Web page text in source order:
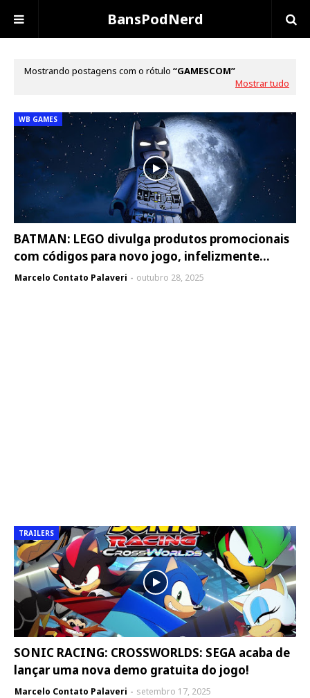
BansPodNerd
Mostrando postagens com o rótulo
GAMESCOM
Mostrar tudo
WB GAMES
BATMAN: LEGO divulga produtos promocionais
com códigos para novo jogo, infelizmente...
Marcelo Contato Palaveri outubro 28, 2025
TRAILERS
SONIC RACING: CROSSWORLDS: SEGA acaba de
lançar uma nova demo gratuita do jogo!
Marcelo Contato Palaveri setembro 17, 2025